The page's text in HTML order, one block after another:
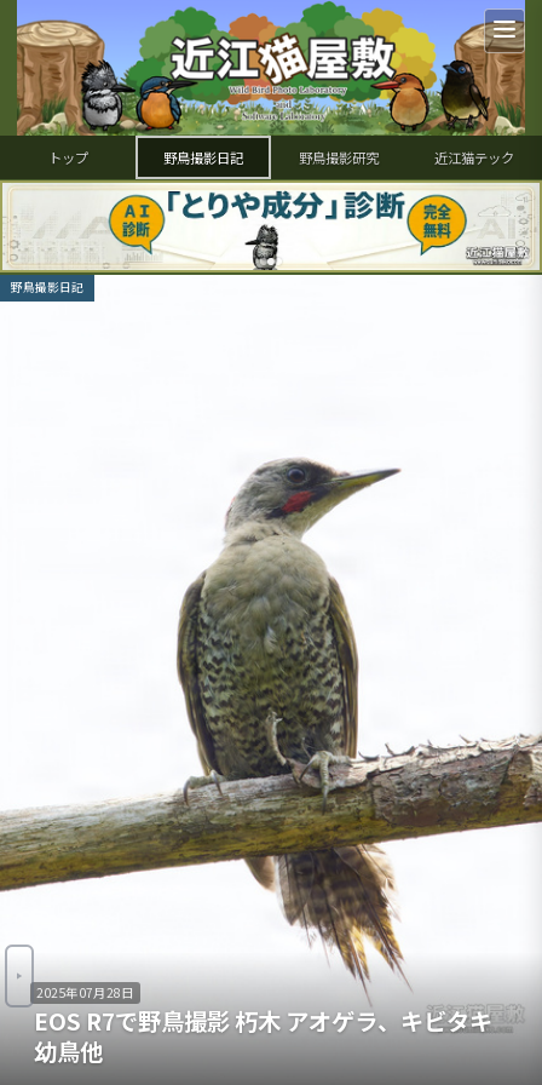
トップ 野鳥撮影日記 野鳥撮影研究 近江猫テック
野鳥撮影日記
2025年07月28日
EOS R7で野鳥撮影 朽木 アオゲラ、キビタキ
幼鳥他